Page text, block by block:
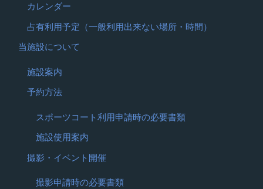
カレンダー
占有利用予定（一般利用出来ない場所・時間）
当施設について
施設案内
予約方法
スポーツコート利用申請時の必要書類
施設使用案内
撮影・イベント開催
撮影申請時の必要書類